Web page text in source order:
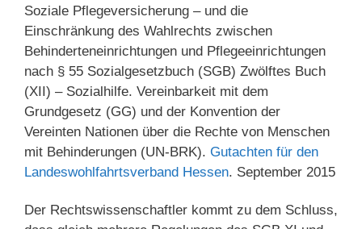
Soziale Pflegeversicherung – und die
Einschränkung des Wahlrechts zwischen
Behinderteneinrichtungen und Pflegeeinrichtungen
nach § 55 Sozialgesetzbuch (SGB) Zwölftes Buch
(XII) – Sozialhilfe. Vereinbarkeit mit dem
Grundgesetz (GG) und der Konvention der
Vereinten Nationen über die Rechte von Menschen
mit Behinderungen (UN-BRK). Gutachten für den
Landeswohlfahrtsverband Hessen. September 2015
Der Rechtswissenschaftler kommt zu dem Schluss,